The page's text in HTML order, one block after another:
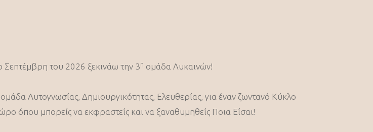
του 2026 ξεκινάω την 3η ομάδα Λυκαινών!
ομάδα Αυτογνωσίας, Δημιουργικότητας, Ελευθερίας, για έναν ζωντανό Κύκλο
όπου μπορείς να εκφραστείς και να ξαναθυμηθείς Ποια Είσαι!